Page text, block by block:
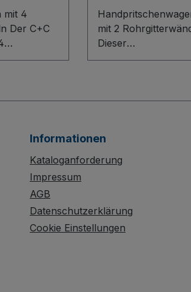
mit 4
überzeugt
eine
die
mit 2
Dieser
robuste
und
Siebdruck-
aus wasserfestem
Informationen
Kataloganforderung
Impressum
AGB
Datenschutzerklärung
Cookie Einstellungen